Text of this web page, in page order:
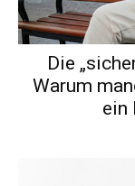
Die
Warum
ein